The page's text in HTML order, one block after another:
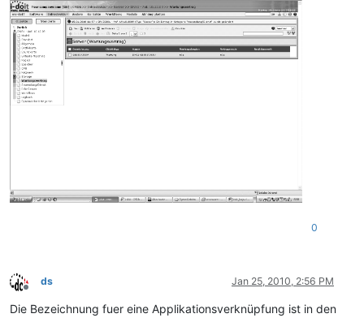
0
Offline
ds Jan 25, 2010, 2:56 PM
Die Bezeichnung fuer eine Applikationsverknüpfung ist in den